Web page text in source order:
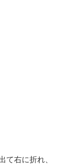
右に折れ、